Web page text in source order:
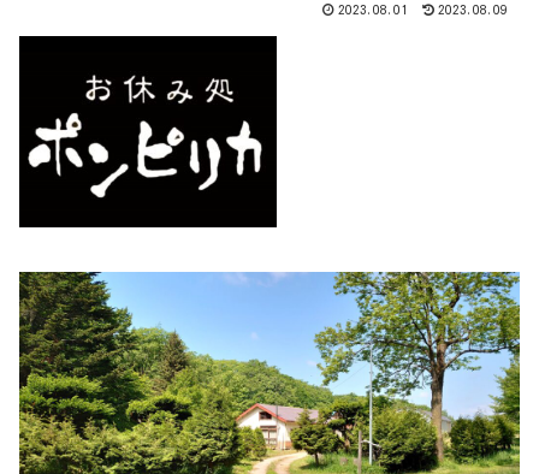
2023.08.01 2023.08.09